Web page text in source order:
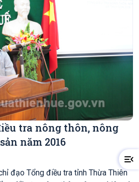
tra nông thôn, nông
năm 2016
đạo Tổng điều tra tỉnh Thừa Thiên